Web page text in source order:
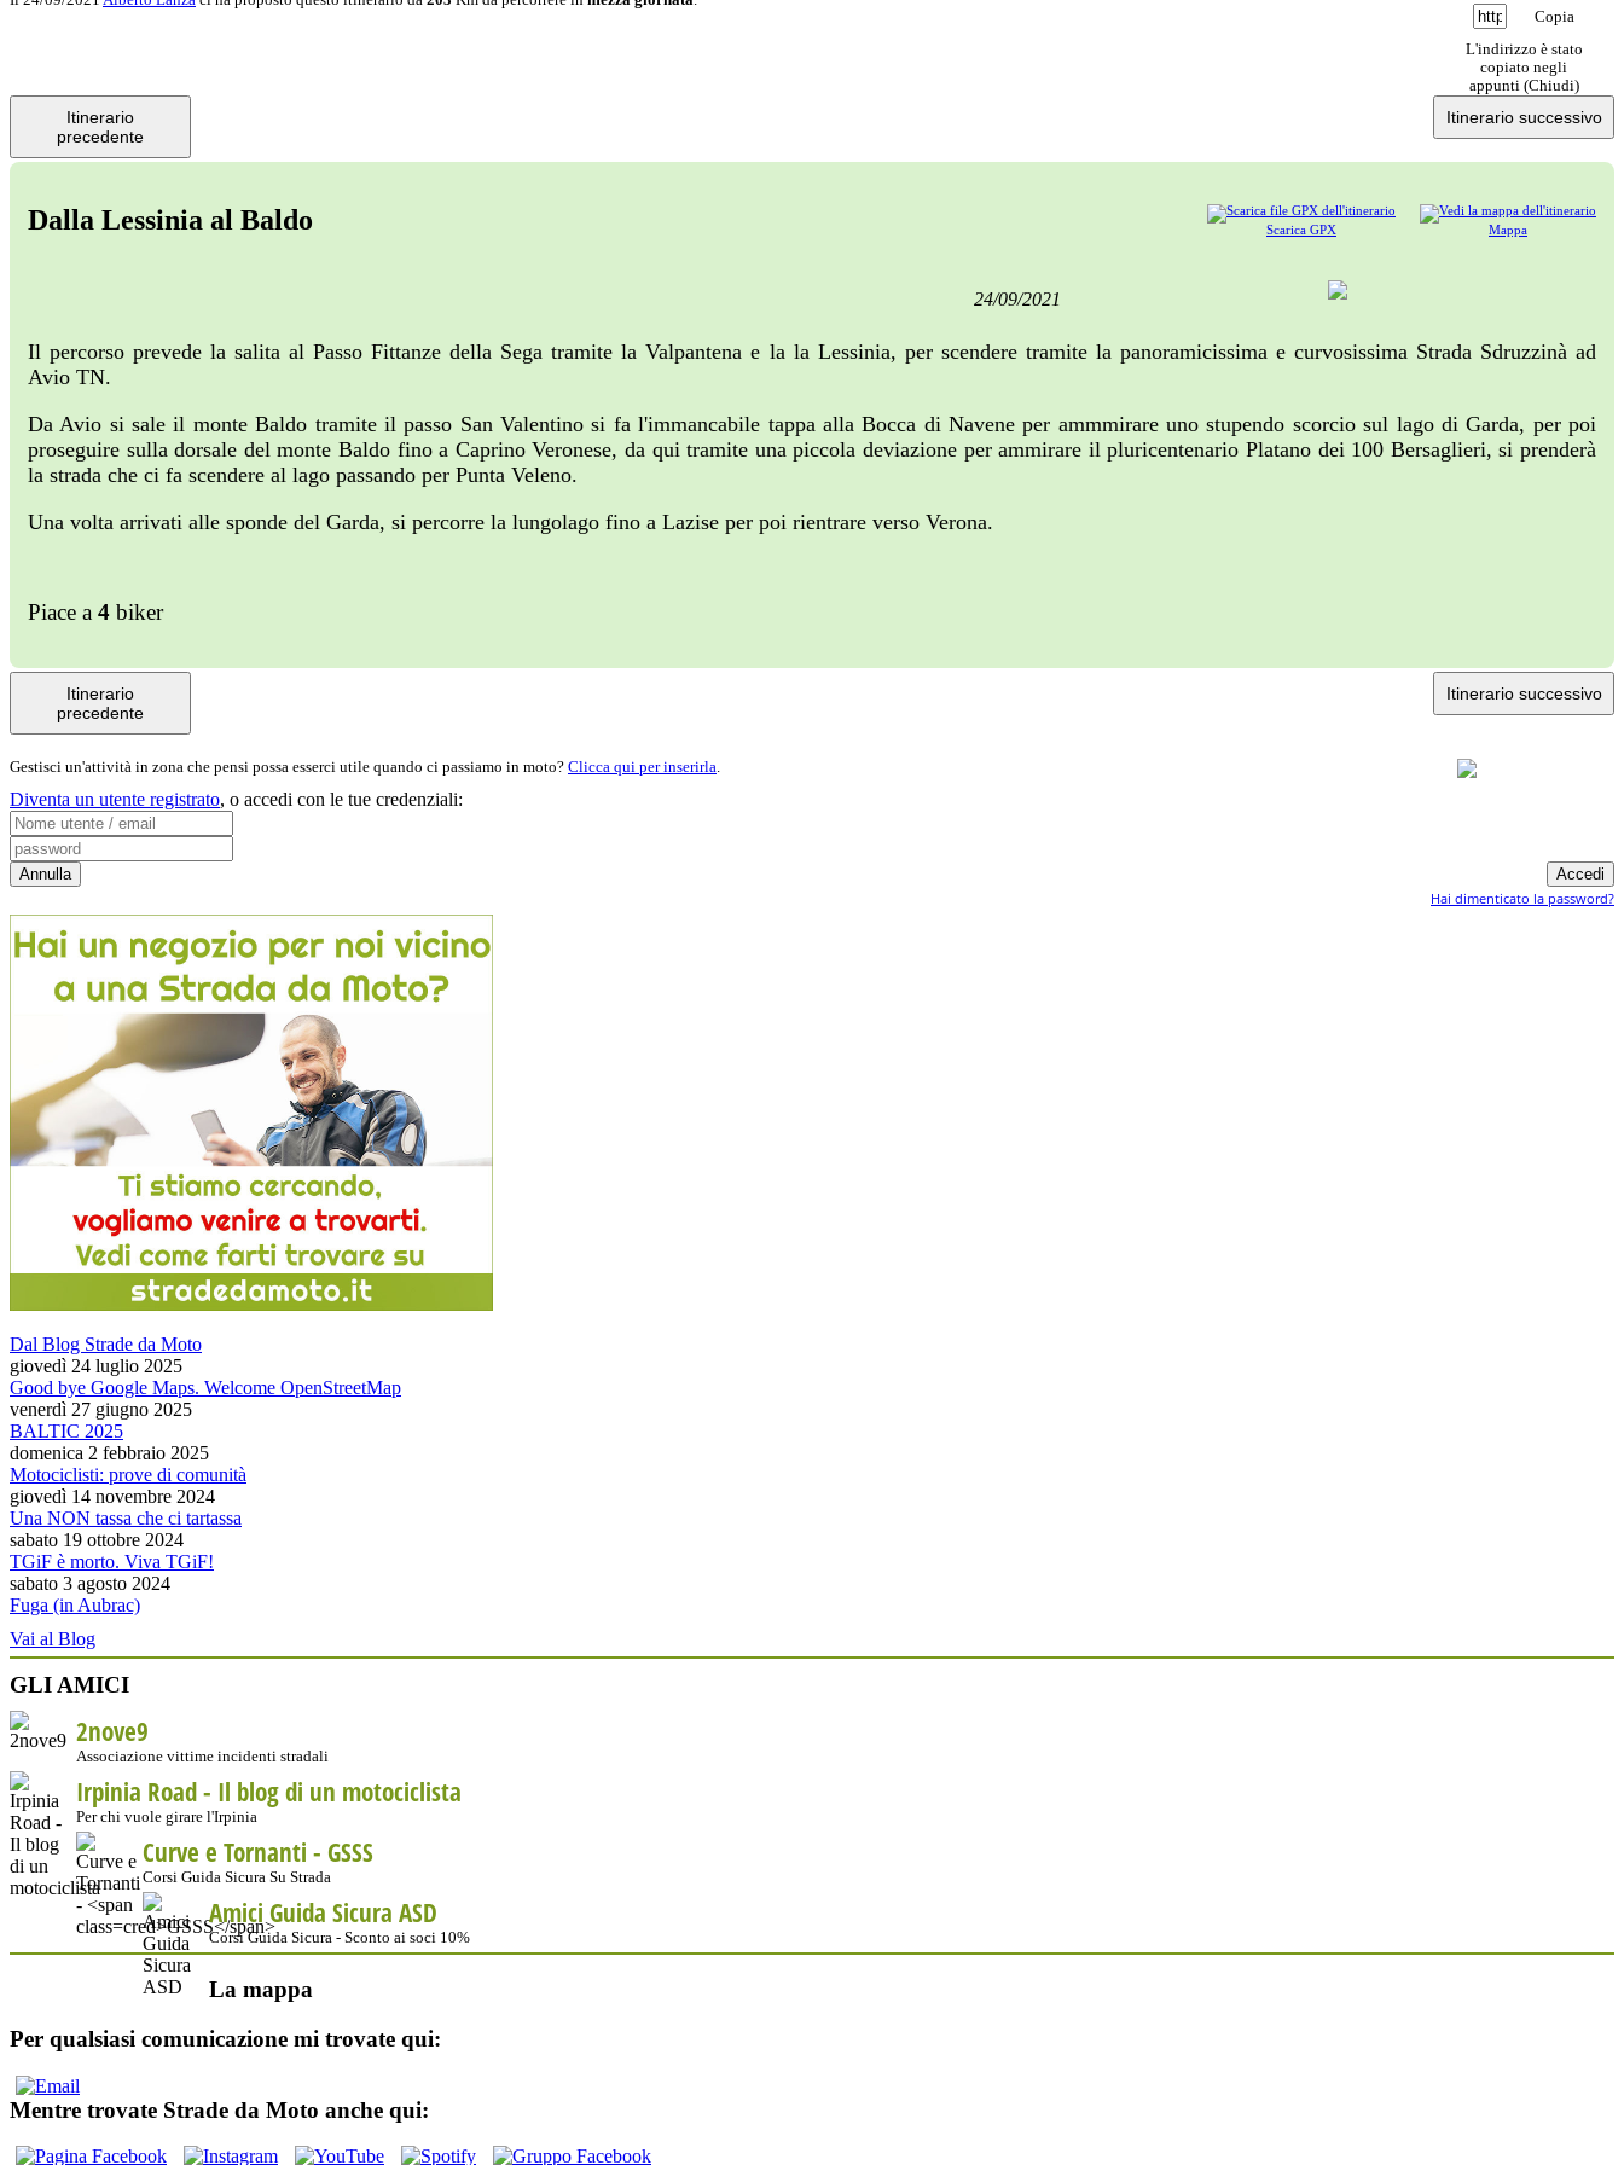
Copia
L'indirizzo è stato
copiato negli
appunti (Chiudi)
Itinerario
precedente
Itinerario successivo
Mappa
Scarica GPX
Dalla Lessinia al Baldo
24/09/2021
Il percorso prevede la salita al Passo Fittanze della Sega tramite la Valpantena e la la Lessinia, per scendere tramite la panoramicissima e curvosissima Strada Sdruzzinà ad
Avio TN.
Da Avio si sale il monte Baldo tramite il passo San Valentino si fa l'immancabile tappa alla Bocca di Navene per ammmirare uno stupendo scorcio sul lago di Garda, per poi
proseguire sulla dorsale del monte Baldo fino a Caprino Veronese, da qui tramite una piccola deviazione per ammirare il pluricentenario Platano dei 100 Bersaglieri, si prenderà
la strada che ci fa scendere al lago passando per Punta Veleno.
Una volta arrivati alle sponde del Garda, si percorre la lungolago fino a Lazise per poi rientrare verso Verona.
Piace a 4 biker
Itinerario
precedente
Itinerario successivo
Gestisci un'attività in zona che pensi possa esserci utile quando ci passiamo in moto? Clicca qui per inserirla.
Diventa un utente registrato, o accedi con le tue credenziali:
Hai dimenticato la password?
Dal Blog Strade da Moto
giovedì 24 luglio 2025
Good bye Google Maps. Welcome OpenStreetMap
venerdì 27 giugno 2025
BALTIC 2025
domenica 2 febbraio 2025
Motociclisti: prove di comunità
giovedì 14 novembre 2024
Una NON tassa che ci tartassa
sabato 19 ottobre 2024
TGiF è morto. Viva TGiF!
sabato 3 agosto 2024
Fuga (in Aubrac)
Vai al Blog
GLI AMICI
2nove9
Associazione vittime incidenti stradali
Irpinia Road - Il blog di un motociclista
Per chi vuole girare l'Irpinia
Curve e Tornanti - GSSS
Corsi Guida Sicura Su Strada
Amici Guida Sicura ASD
Corsi Guida Sicura - Sconto ai soci 10%
La mappa
Per qualsiasi comunicazione mi trovate qui:
Mentre trovate Strade da Moto anche qui: